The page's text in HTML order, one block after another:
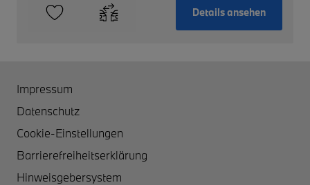
Details ansehen
Impressum
Datenschutz
Cookie-Einstellungen
Barrierefreiheitserklärung
Hinweisgebersystem